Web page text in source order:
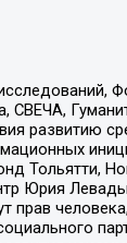
развитию
Тольятти,
Юрия
прав